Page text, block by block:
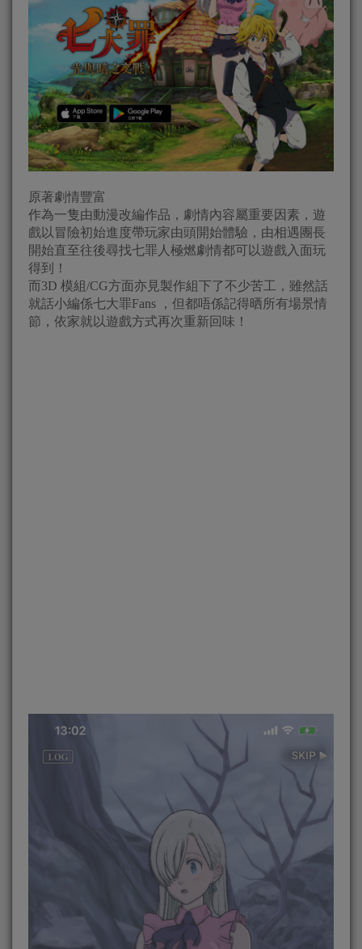
原著劇情豐富
作為一隻由動漫改編作品，劇情內容屬重要因素，遊
戲以冒險初始進度帶玩家由頭開始體驗，由相遇團長
開始直至往後尋找七罪人極燃劇情都可以遊戲入面玩
得到！
而3D 模組/CG方面亦見製作組下了不少苦工，雖然話
就話小編係七大罪Fans ，但都唔係記得晒所有場景情
節，依家就以遊戲方式再次重新回味！